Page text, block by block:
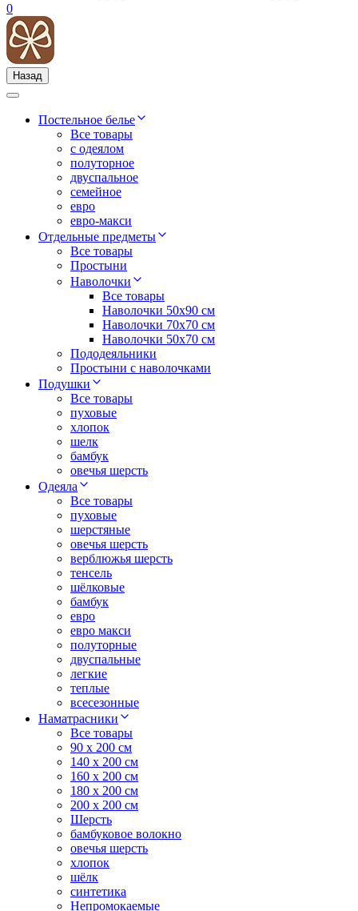
0
Назад
Постельное белье
Все товары
с одеялом
полуторное
двуспальное
семейное
евро
евро-макси
Отдельные предметы
Все товары
Простыни
Наволочки
Все товары
Наволочки 50x90 см
Наволочки 70x70 cм
Наволочки 50х70 см
Пододеяльники
Простыни с наволочками
Подушки
Все товары
пуховые
хлопок
шелк
бамбук
овечья шерсть
Одеяла
Все товары
пуховые
шерстяные
овечья шерсть
верблюжья шерсть
тенсель
шёлковые
бамбук
евро
евро макси
полуторные
двуспальные
легкие
теплые
всесезонные
Наматрасники
Все товары
90 x 200 см
140 x 200 см
160 x 200 см
180 x 200 см
200 x 200 см
Шерсть
бамбуковое волокно
овечья шерсть
хлопок
шёлк
синтетика
Непромокаемые